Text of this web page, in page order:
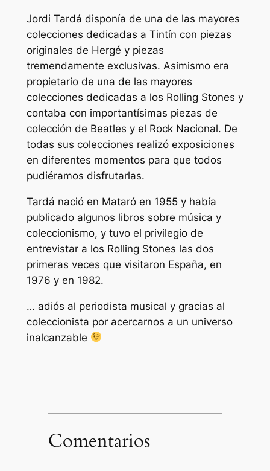
Jordi Tardá disponía de una de las mayores
colecciones dedicadas a Tintín con piezas
originales de Hergé y piezas
tremendamente exclusivas. Asimismo era
propietario de una de las mayores
colecciones dedicadas a los Rolling Stones y
contaba con importantísimas piezas de
colección de Beatles y el Rock Nacional. De
todas sus colecciones realizó exposiciones
en diferentes momentos para que todos
pudiéramos disfrutarlas.
Tardá nació en Mataró en 1955 y había
publicado algunos libros sobre música y
coleccionismo, y tuvo el privilegio de
entrevistar a los Rolling Stones las dos
primeras veces que visitaron España, en
1976 y en 1982.
… adiós al periodista musical y gracias al
coleccionista por acercarnos a un universo
inalcanzable
Comentarios